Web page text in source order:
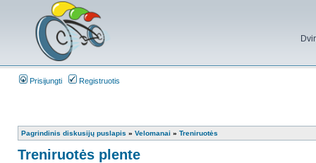
Prisijungti Registruotis
Pagrindinis diskusijų puslapis » Velomanai » Treniruotės
Treniruotės plente